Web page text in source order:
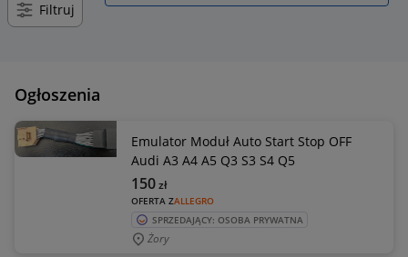
Filtruj
Ogłoszenia
Emulator Moduł Auto Start Stop OFF
Audi A3 A4 A5 Q3 S3 S4 Q5
OFERTA ZALLEGRO
150zł
SPRZEDAJĄCY: OSOBA PRYWATNA
Żory